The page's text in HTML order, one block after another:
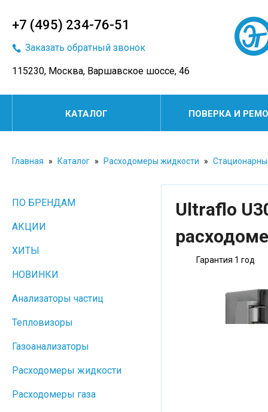
+7 (495) 234-76-51
Заказать обратный звонок
115230, Москва, Варшавское шоссе, 46
КАТАЛОГ ПОВЕРКА И
Главная » Каталог » Расходомеры жидкости »
Ultraflo
Гарантия 1 год
ПО БРЕНДАМ
АКЦИИ
ХИТЫ
НОВИНКИ
Анализаторы частиц
Тепловизоры
Газоанализаторы
Расходомеры жидкости
Расходомеры газа